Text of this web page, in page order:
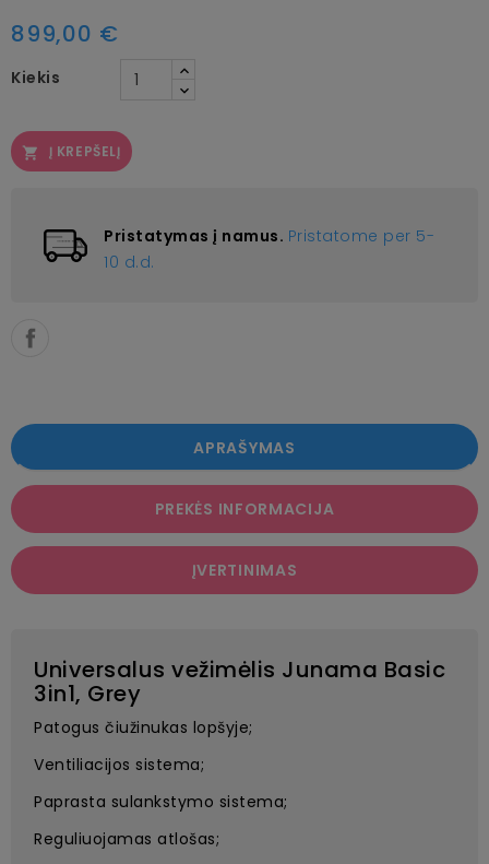
899,00 €
Kiekis
 Į KREPŠELĮ
Pristatymas į namus. Pristatome per 5-
10 d.d.
APRAŠYMAS
PREKĖS INFORMACIJA
ĮVERTINIMAS
Universalus vežimėlis Junama Basic
3in1, Grey
Patogus čiužinukas lopšyje;
Ventiliacijos sistema;
Paprasta sulankstymo sistema;
Reguliuojamas atlošas;